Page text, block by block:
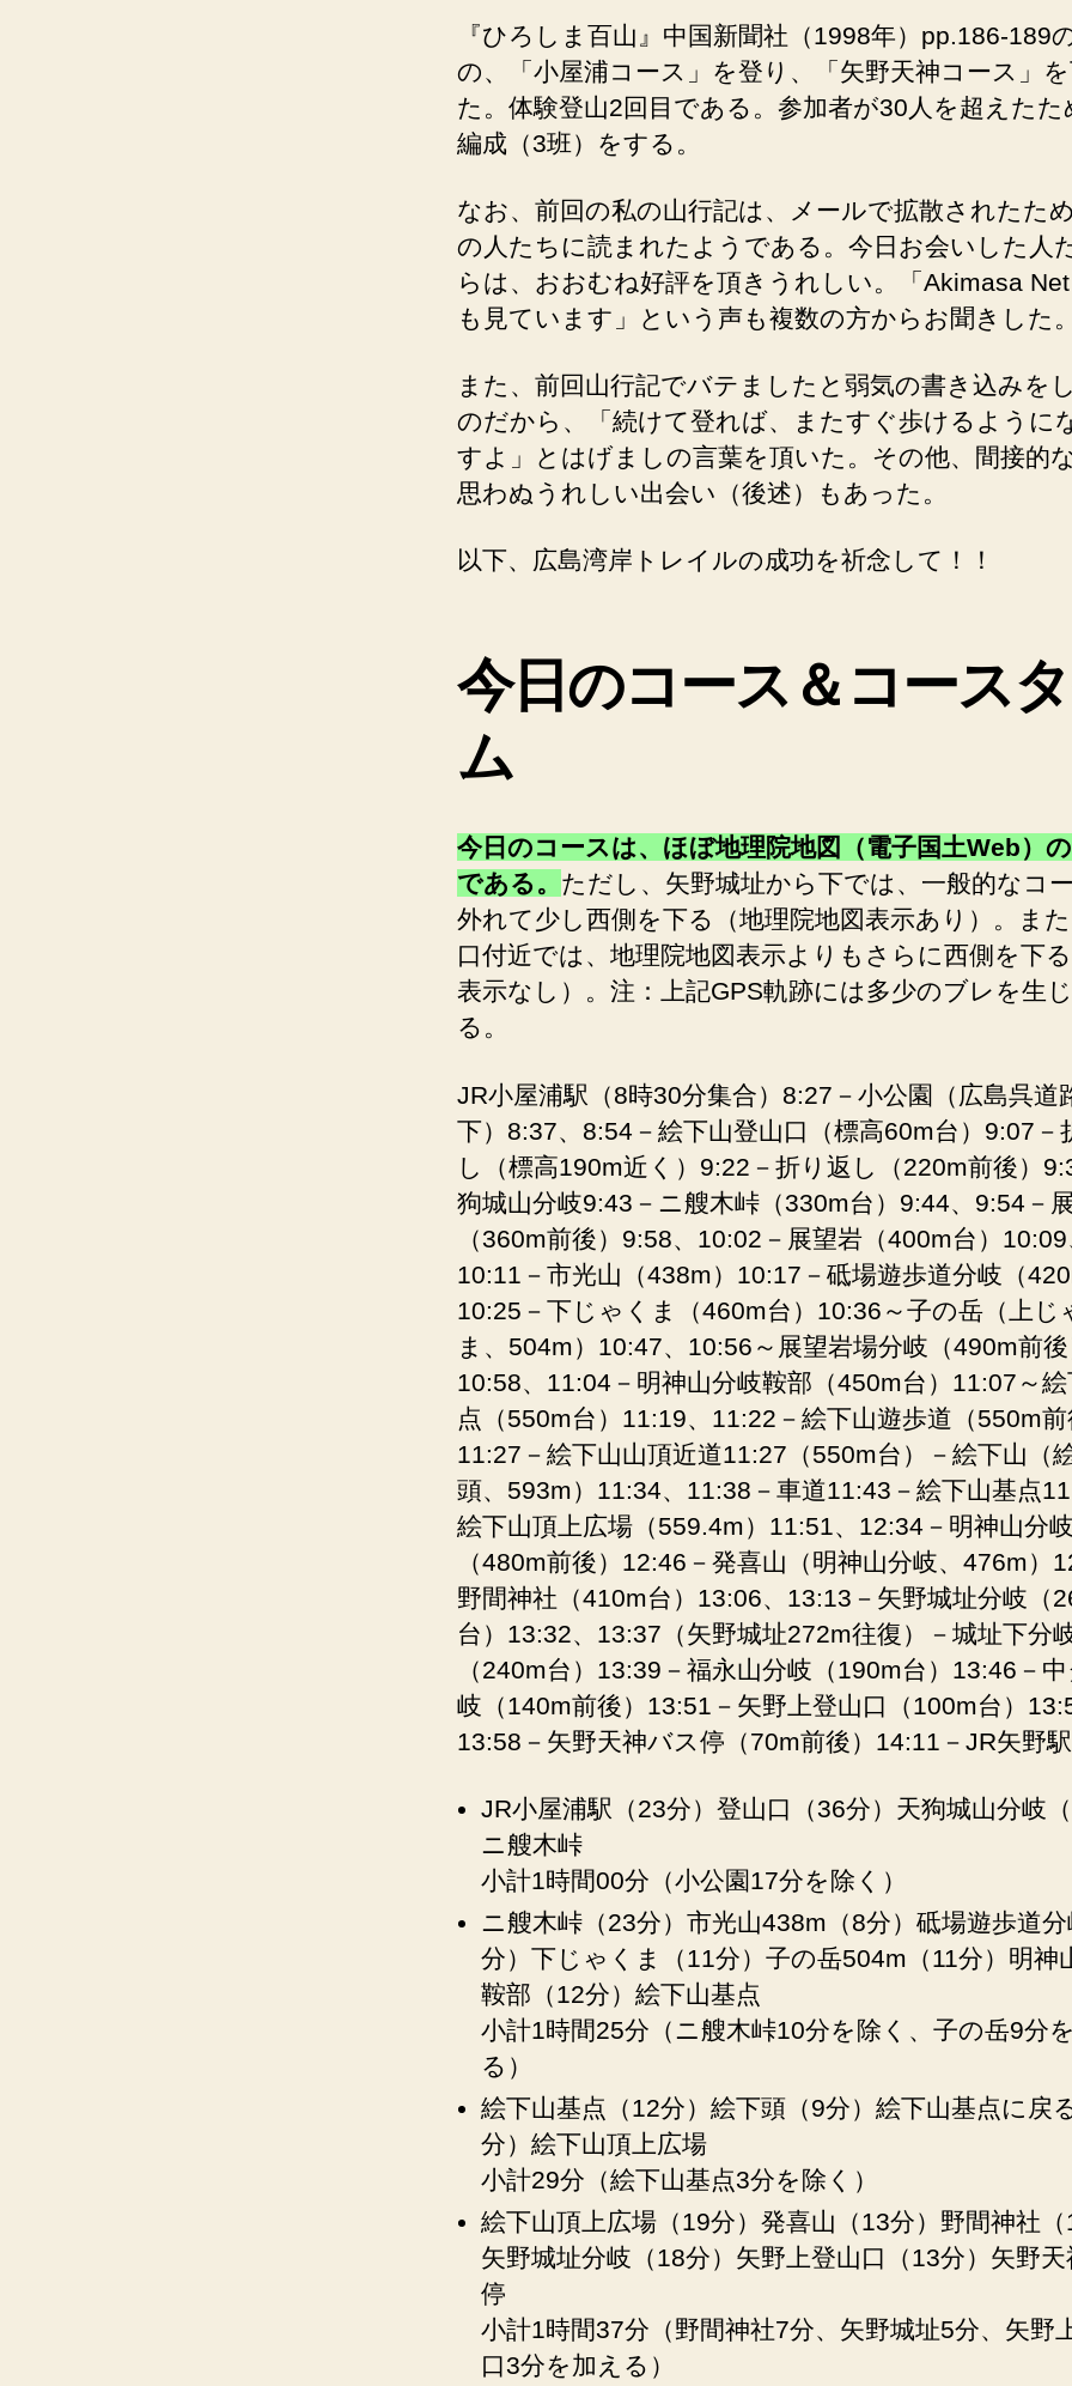
『ひろしま百山』中国新聞社（1998年）pp.186-189
の、「小屋浦コース」を登り、「矢野天神コース」を
た。体験登山2回目である。参加者が30人を超えたた
編成（3班）をする。
なお、前回の私の山行記は、メールで拡散されたた
の人たちに読まれたようである。今日お会いした人
らは、おおむね好評を頂きうれしい。「Akimasa
も見ています」という声も複数の方からお聞きした。
また、前回山行記でバテましたと弱気の書き込みを
のだから、「続けて登れば、またすぐ歩けるように
すよ」とはげましの言葉を頂いた。その他、間接的
思わぬうれしい出会い（後述）もあった。
以下、広島湾岸トレイルの成功を祈念して！！
今日のコース＆コース
ム
今日のコースは、ほぼ地理院地図（電子国土Web）
である。 ただし、矢野城址から下では、一般的なコ
外れて少し西側を下る（地理院地図表示あり）。ま
口付近では、地理院地図表示よりもさらに西側を下
表示なし）。注：上記GPS軌跡には多少のブレを生
る。
JR小屋浦駅（8時30分集合）8:27－小公園（広島呉道
下）8:37、8:54－絵下山登山口（標高60m台）9:07－
し（標高190m近く）9:22－折り返し（220m前後）
狗城山分岐9:43－ニ艘木峠（330m台）9:44、9:54－
（360m前後）9:58、10:02－展望岩（400m台）10:09
10:11－市光山（438m）10:17－砥場遊歩道分岐（
10:25－下じゃくま（460m台）10:36～子の岳（上じ
ま、504m）10:47、10:56～展望岩場分岐（490m前後
10:58、11:04－明神山分岐鞍部（450m台）11:07～絵
点（550m台）11:19、11:22－絵下山遊歩道（550m前
11:27－絵下山山頂近道11:27（550m台）－絵下山（
頭、593m）11:34、11:38－車道11:43－絵下山基点
絵下山頂上広場（559.4m）11:51、12:34－明神山分岐
（480m前後）12:46－発喜山（明神山分岐、476m）
野間神社（410m台）13:06、13:13－矢野城址分岐（
台）13:32、13:37（矢野城址272m往復）－城址下分
（240m台）13:39－福永山分岐（190m台）13:46－
岐（140m前後）13:51－矢野上登山口（100m台）
13:58－矢野天神バス停（70m前後）14:11－JR矢野
JR小屋浦駅（23分）登山口（36分）天狗城山分岐（
ニ艘木峠
小計1時間00分（小公園17分を除く）
ニ艘木峠（23分）市光山438m（8分）砥場遊歩道
分）下じゃくま（11分）子の岳504m（11分）明神
鞍部（12分）絵下山基点
小計1時間25分（ニ艘木峠10分を除く、子の岳9分
る）
絵下山基点（12分）絵下頭（9分）絵下山基点に戻
分）絵下山頂上広場
小計29分（絵下山基点3分を除く）
絵下山頂上広場（19分）発喜山（13分）野間神社（
矢野城址分岐（18分）矢野上登山口（13分）矢野天
停
小計1時間37分（野間神社7分、矢野城址5分、矢野
口3分を加える）